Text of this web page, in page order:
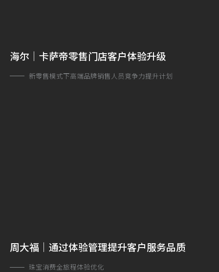
海尔｜卡萨帝零售门店客户体验升级
新零售模式下高端品牌销售人员竞争力提升计划
周大福｜通过体验管理提升客户服务品质
珠宝消费全旅程体验优化